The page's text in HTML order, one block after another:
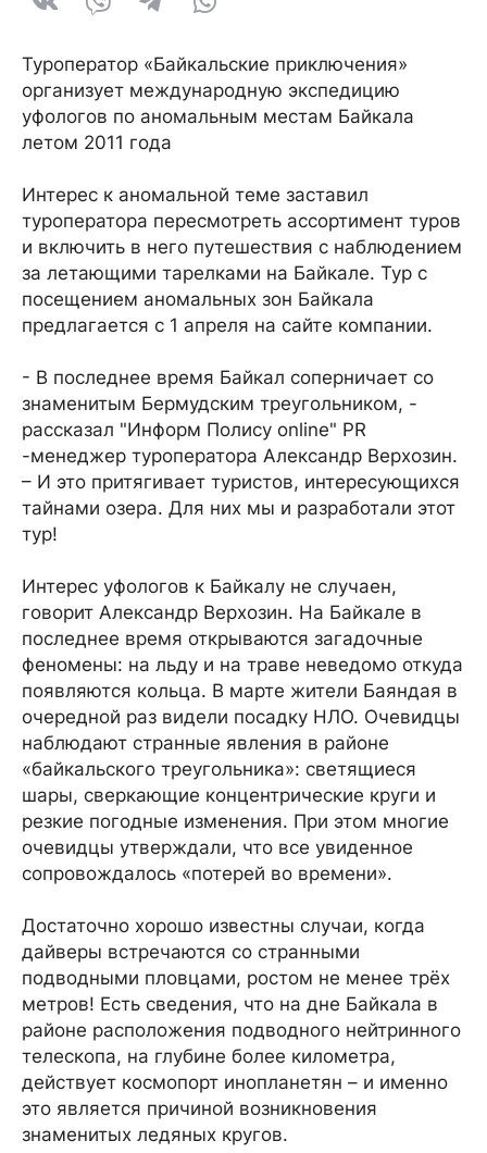
Туроператор «Байкальские приключения»
организует международную экспедицию
уфологов по аномальным местам Байкала
летом 2011 года
Интерес к аномальной теме заставил
туроператора пересмотреть ассортимент туров
и включить в него путешествия с наблюдением
за летающими тарелками на Байкале. Тур с
посещением аномальных зон Байкала
предлагается с 1 апреля на сайте компании.
- В последнее время Байкал соперничает со
знаменитым Бермудским треугольником, -
рассказал "Информ Полису online" PR
-менеджер туроператора Александр Верхозин.
– И это притягивает туристов, интересующихся
тайнами озера. Для них мы и разработали этот
тур!
Интерес уфологов к Байкалу не случаен,
говорит Александр Верхозин. На Байкале в
последнее время открываются загадочные
феномены: на льду и на траве неведомо откуда
появляются кольца. В марте жители Баяндая в
очередной раз видели посадку НЛО. Очевидцы
наблюдают странные явления в районе
«байкальского треугольника»: светящиеся
шары, сверкающие концентрические круги и
резкие погодные изменения. При этом многие
очевидцы утверждали, что все увиденное
сопровождалось «потерей во времени».
Достаточно хорошо известны случаи, когда
дайверы встречаются со странными
подводными пловцами, ростом не менее трёх
метров! Есть сведения, что на дне Байкала в
районе расположения подводного нейтринного
телескопа, на глубине более километра,
действует космопорт инопланетян – и именно
это является причиной возникновения
знаменитых ледяных кругов.